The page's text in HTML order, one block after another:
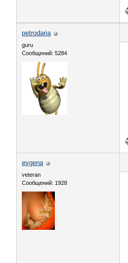
petrodaria
guru
Сообщений: 5284
evgena
veteran
Сообщений: 1928